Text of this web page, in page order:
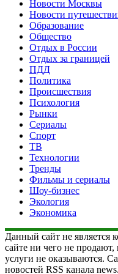
Новости Москвы
Новости
Образование
Общество
Отдых в России
Отдых за границей
ПДД
Политика
Происшествия
Психология
Рынки
Сериалы
Спорт
ТВ
Технологии
Тренды
Фильмы и сериалы
Шоу-бизнес
Экология
Экономика
Данный сайт не является
сайте ни чего не
услуги не оказываются.
новостей RSS канала